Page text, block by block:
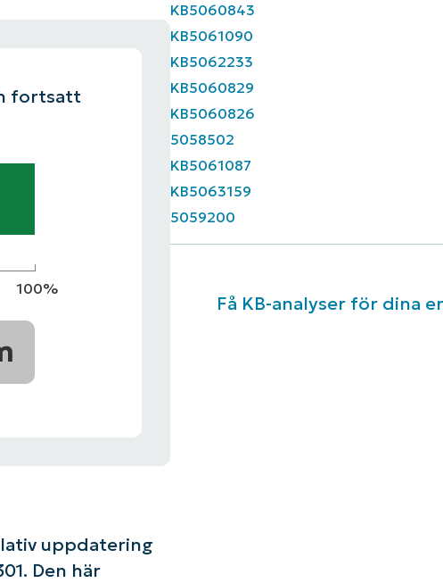
fortsatt
100%
uppdatering
Den här
KB5060843
KB5061090
KB5062233
KB5060829
KB5060826
5058502
KB5061087
KB5063159
5059200
Få KB-analyser för dina